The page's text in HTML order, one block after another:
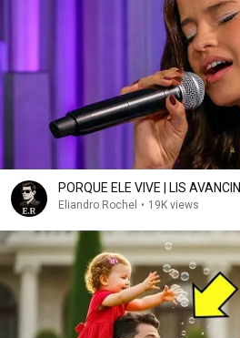
PORQUE ELE VIVE | LIS AVANCINI
Eliandro Rochel • 19K views